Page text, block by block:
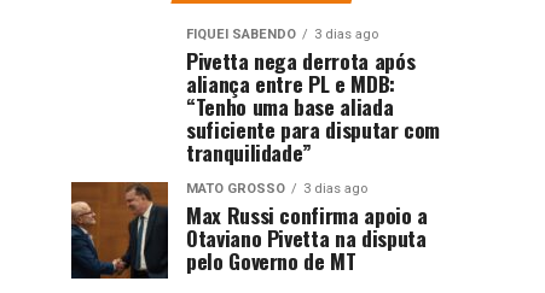
FIQUEI SABENDO 3 dias ago
Pivetta nega derrota após
aliança entre PL e MDB:
“Tenho uma base aliada
suficiente para disputar com
tranquilidade”
MATO GROSSO 3 dias ago
Max Russi confirma apoio a
Otaviano Pivetta na disputa
pelo Governo de MT